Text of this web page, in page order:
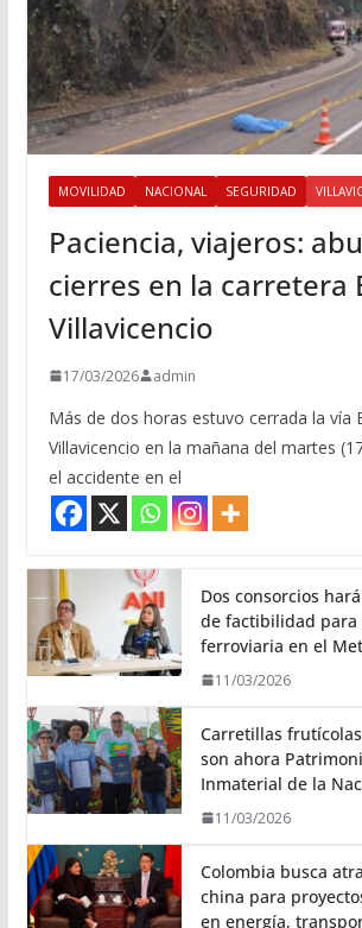
MOVILIDAD NACIONAL SEGURIDAD
Paciencia, viajeros:
cierres en la carretera
Villavicencio
17/03/2026 admin
Más de dos horas estuvo cerrada la vía
Villavicencio en la mañana del martes
el accidente en el
Dos consorcios
de factibilidad para
ferroviaria en el
11/03/2026
Carretillas
son ahora
Inmaterial de la
11/03/2026
Colombia busca
china para
en energía,